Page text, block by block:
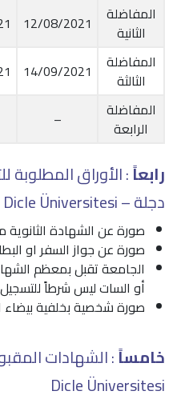
المفاضلة
الثانية
12/08/2021
المفاضلة
الثالثة
14/09/2021
المفاضلة
الرابعة
–
رابعاً: الأوراق
دجلة – Dicle Üniversitesi
صورة عن الشهادة
صورة عن جواز السفر او
الجامعة تقبل بمعظم
أو السات ليس شرطاً للتسجيل
صورة شخصية بخلفية بيضاء
خامساً: الشهادات
Dicle Üniversitesi